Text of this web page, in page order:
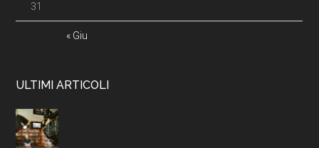
« Giu
31
ULTIMI ARTICOLI